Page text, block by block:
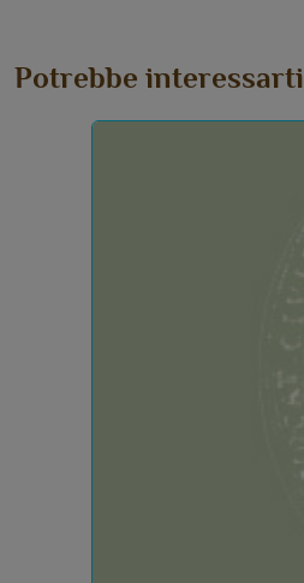
Potrebbe interessarti